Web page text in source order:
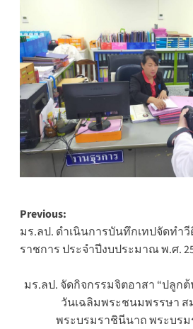
Post
navigation
Previous:
มร.ลป. ดำเนินการบันทึกเทปจัดทำ
ราชการ ประจำปีงบประมาณ พ.ศ.
มร.ลป. จัดกิจกรรมจิตอาสา “ปลูก
วันเฉลิมพระชนมพรรษา ส
พระบรมราชินีนาถ พระบร